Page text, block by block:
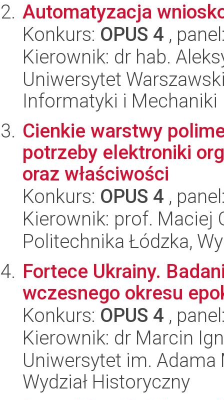
Automatyzacja
Konkurs: OPUS 4 ,
Kierownik: dr hab.
Uniwersytet
Informatyki i Mechaniki
Cienkie warstwy
potrzeby elektroniki
oraz właściwości
Konkurs: OPUS 4 ,
Kierownik: prof. Maciej
Politechnika Łódzka,
Fortece Ukrainy.
wczesnego okresu
Konkurs: OPUS 4 ,
Kierownik: dr Marcin
Uniwersytet im.
Wydział Historyczny